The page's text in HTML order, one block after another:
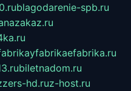
blagodarenie-spb.ru
biletnadom.ru
hd.ruz-host.ru